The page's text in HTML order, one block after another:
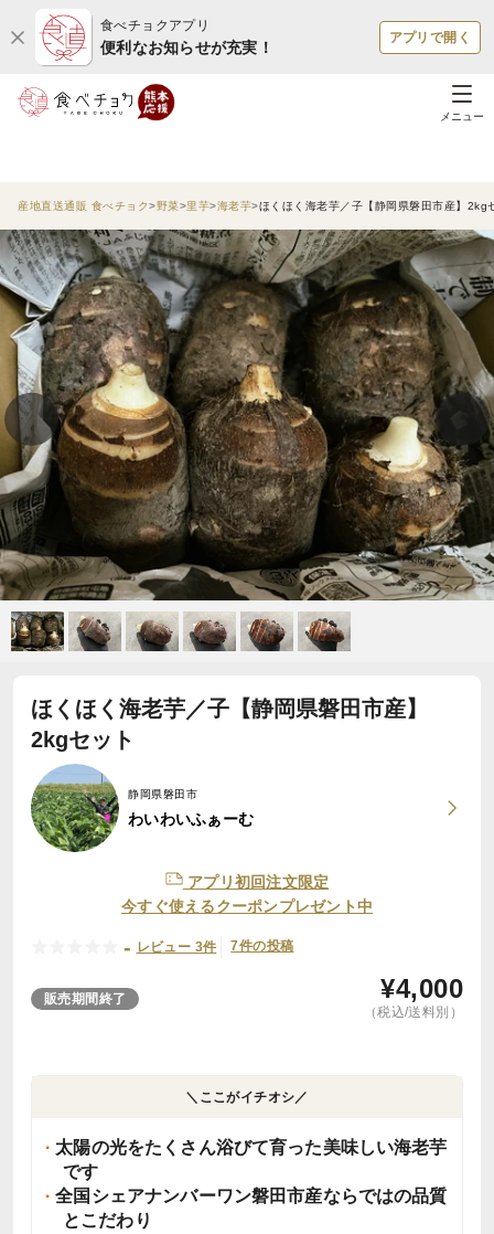
食べチョクアプリ
便利なお知らせが充実！
アプリで開く
メニュー
産地直送通販 食べチョク 野菜 里芋 海老芋 ほくほく海老芋／子【静岡県磐田市産】2kg
ほくほく海老芋／子【静岡県磐田市産】
2kgセット
静岡県磐田市
わいわいふぁーむ
アプリ初回注文限定
今すぐ使えるクーポンプレゼント中
- レビュー 3件 7件の投稿
販売期間終了 ¥4,000
（税込/送料別）
＼ここがイチオシ／
太陽の光をたくさん浴びて育った美味しい海老芋
です
全国シェアナンバーワン磐田市産ならではの品質
とこだわり